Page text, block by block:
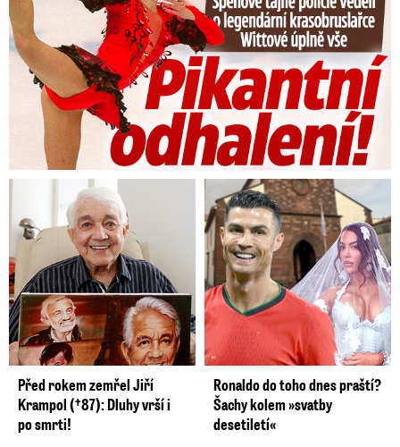
Před rokem zemřel Jiří
Krampol (†87): Dluhy vrší i
po smrti!
Ronaldo do toho dnes praští?
Šachy kolem »svatby
desetiletí«